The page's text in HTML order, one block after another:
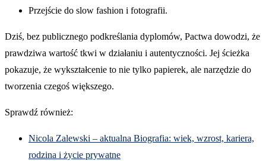
Przejście do slow fashion i fotografii.
Dziś, bez publicznego podkreślania dyplomów, Pactwa dowodzi, że
prawdziwa wartość tkwi w działaniu i autentyczności. Jej ścieżka
pokazuje, że wykształcenie to nie tylko papierek, ale narzędzie do
tworzenia czegoś większego.
Sprawdź również:
Nicola Zalewski – aktualna Biografia: wiek, wzrost, kariera,
rodzina i życie prywatne